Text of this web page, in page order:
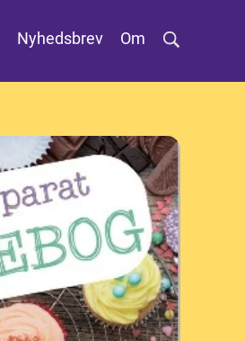
Nyhedsbrev Om